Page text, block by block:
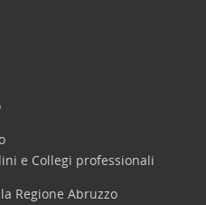
e Collegi professionali
Regione Abruzzo